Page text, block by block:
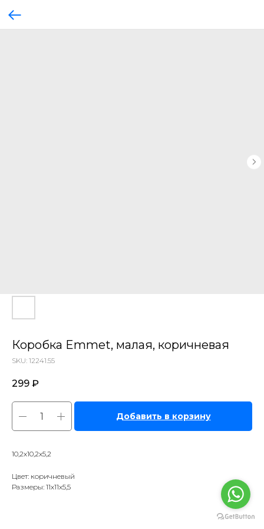
Коробка Emmet, малая, коричневая
SKU: 12241.55
299 ₽
Добавить в корзину
10,2х10,2х5,2
Цвет: коричневый
Размеры: 11х11х5,5